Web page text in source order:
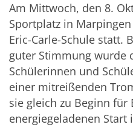
Am Mittwoch, den 8.
Sportplatz in
Eric-Carle-Schule statt.
guter Stimmung wurde
Schülerinnen und
einer mitreißenden
sie gleich zu Beginn für
energiegeladenen